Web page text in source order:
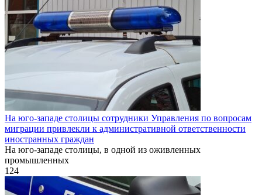
На юго-западе столицы сотрудники Управления по вопросам
миграции привлекли к административной ответственности
иностранных граждан
На юго-западе столицы, в одной из оживленных
промышленных
124